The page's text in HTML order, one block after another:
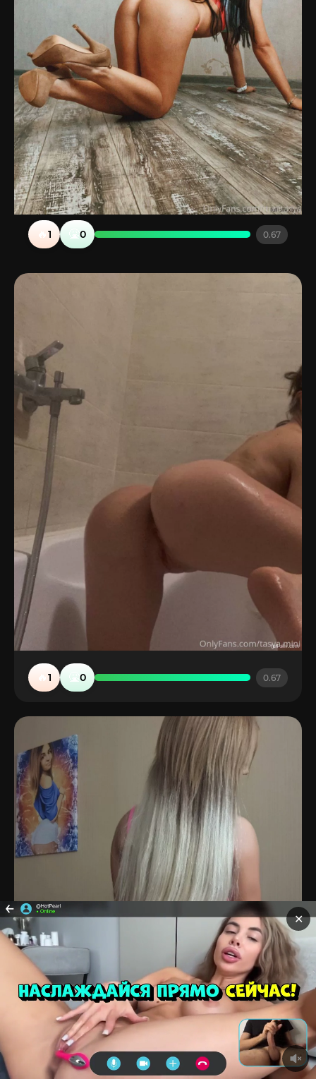
Главная БлогершиМодели
🔥1 🤮0 0.67
🔥1 🤮0 0.67
✕